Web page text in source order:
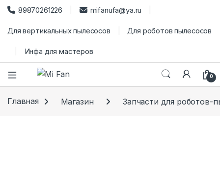
89870261226 mifanufa@ya.ru
Для вертикальных пылесосов Для роботов пылесосов
Инфа для мастеров
0
Главная Магазин Запчасти для роботов-